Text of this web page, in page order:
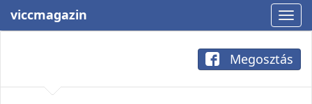
viccmagazin
Megosztás